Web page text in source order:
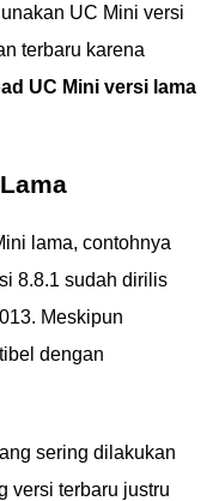
UC Mini versi
terbaru karena
UC Mini versi lama
lama, contohnya
8.8.1 sudah dirilis
Meskipun
dengan
sering dilakukan
versi terbaru justru